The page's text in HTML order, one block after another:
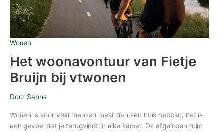
Wonen
Het woonavontuur van Fietje
Bruijn bij vtwonen
Door Sanne
Wonen is voor veel mensen meer dan een huis hebben, het is
een gevoel dat je terugvindt in elke kamer. De afgelopen ruim